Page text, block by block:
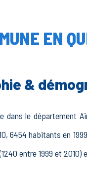
EN
&
dans le département
6454 habitants en
entre 1999 et